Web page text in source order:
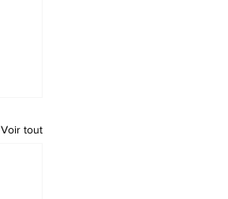
Voir tout